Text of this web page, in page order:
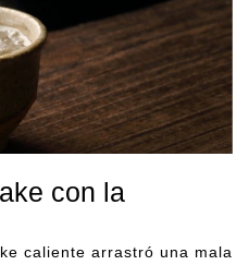
con la
caliente arrastró una mala